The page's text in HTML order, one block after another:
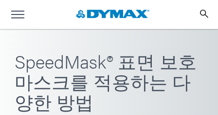
SpeedMask® 표면 보호
마스크를 적용하는 다
양한 방법